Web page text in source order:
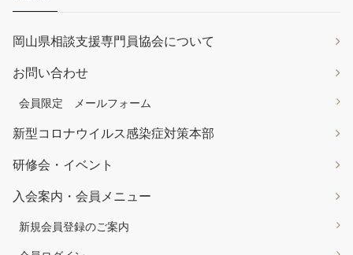
岡山県相談支援専門員協会について
お問い合わせ
会員限定 メールフォーム
新型コロナウイルス感染症対策本部
研修会・イベント
入会案内・会員メニュー
新規会員登録のご案内